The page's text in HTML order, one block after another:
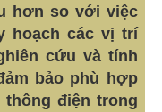
hơn so với việc
hoạch các vị trí
cứu và tính
bảo phù hợp
điện trong